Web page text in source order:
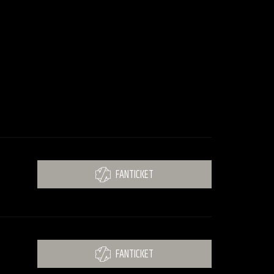
FANTICKET
FANTICKET